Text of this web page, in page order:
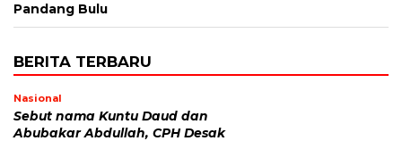
Pandang Bulu
BERITA TERBARU
Nasional
Sebut nama Kuntu Daud dan
Abubakar Abdullah, CPH Desak